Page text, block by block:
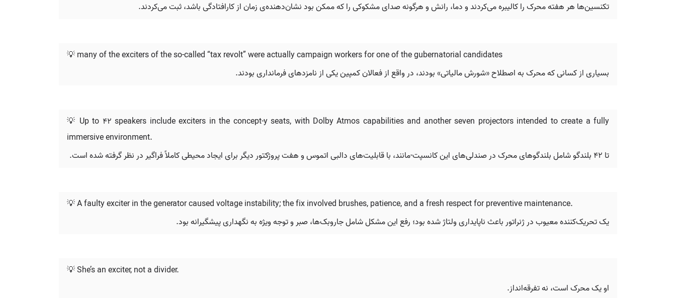
تکنسین‌ها هر هفته محرک را کالیبره می‌کردند و دما، رانش و هرگونه صدای مشکوکی را که ممکن بود نشان‌دهنده‌ی زمان از کارافتادگی باشد، ثبت می‌کردند.
💡 many of the exciters of the so-called “tax revolt” were actually campaign workers for one of the gubernatorial candidates
بسیاری از کسانی که محرک به اصطلاح «شورش مالیاتی» بودند، در واقع از فعالان کمپین یکی از نامزدهای فرمانداری بودند.
💡 Up to 42 speakers include exciters in the concept-y seats, with Dolby Atmos capabilities and another seven projectors intended to create a fully
immersive environment.
تا ۴۲ بلندگو شامل بلندگوهای محرک در صندلی‌های این کانسپت-مانند، با قابلیت‌های دالبی اتموس و هفت پروژکتور دیگر برای ایجاد محیطی کاملاً فراگیر در نظر گرفته شده است.
💡 A faulty exciter in the generator caused voltage instability; the fix involved brushes, patience, and a fresh respect for preventive maintenance.
یک تحریک‌کننده معیوب در ژنراتور باعث ناپایداری ولتاژ شده بود؛ رفع این مشکل شامل جاروبک‌ها، صبر و توجه ویژه به نگهداری پیشگیرانه بود.
💡 She’s an exciter, not a divider.
او یک محرک است، نه تفرقه‌انداز.